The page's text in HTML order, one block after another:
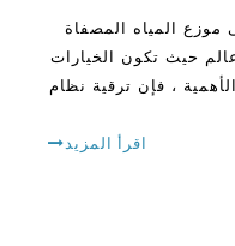
موزع المياه المصفاة
حيث تكون الخيارات
، فإن ترقية نظام
اقرأ المزيد